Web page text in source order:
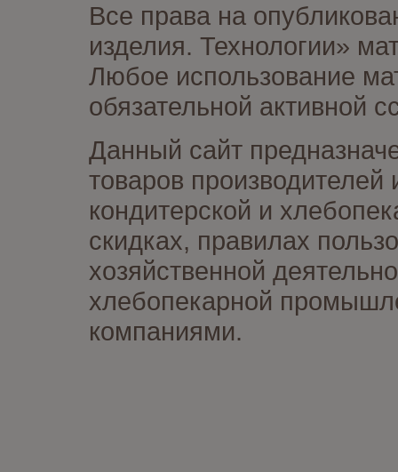
Все права на
изделия. Технологии»
Любое использование
обязательной активной
Данный сайт
товаров
кондитерской и
скидках, правилах
хозяйственной
хлебопекарной
компаниями.